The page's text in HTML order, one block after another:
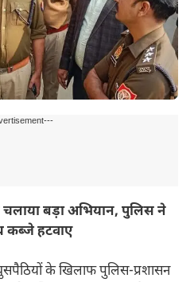
बड़ा अभियान, पुलिस ने
कब्जे हटवाए
घुसपैठियों के खिलाफ पुलिस-प्रशासन